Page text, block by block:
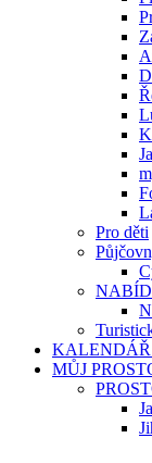
Pro děti
MŮJ